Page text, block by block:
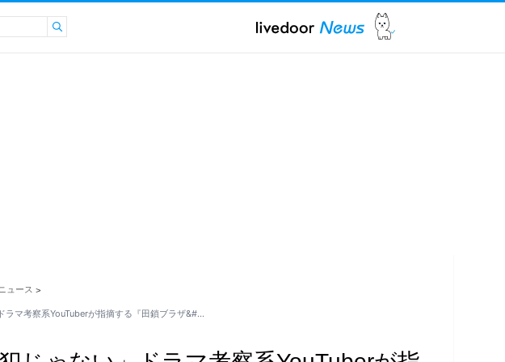
ュース >
ラマ考察系YouTuberが指摘する『田鎖ブラザ&#…